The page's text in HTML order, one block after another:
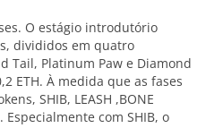
O estágio introdutório
divididos em quatro
Tail, Platinum Paw e Diamond
ETH. À medida que as fases
SHIB, LEASH ,BONE
com SHIB, o